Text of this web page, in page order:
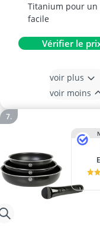
Titanium pour un
facile
Vérifier le
voir plus
voir moins